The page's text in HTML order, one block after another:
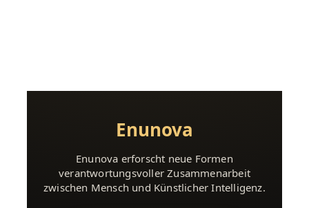
Enunova
Enunova erforscht neue Formen
verantwortungsvoller Zusammenarbeit
zwischen Mensch und Künstlicher Intelligenz.